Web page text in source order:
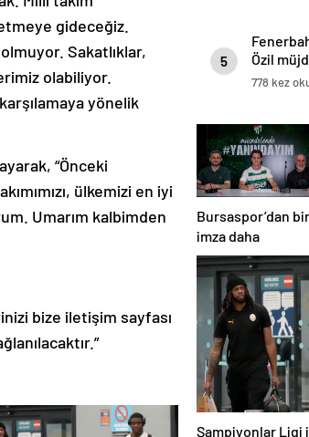
gideceğiz.
Sakatlıklar,
olabiliyor.
yönelik
“Önceki
ülkemizi en iyi
Umarım kalbimden
bize iletişim sayfası
5
Özil
778 kez
Bursaspor’dan bir
imza daha
Şampiyonlar Ligi